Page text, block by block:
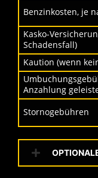
Benzinkosten, je
Kasko-
Schadensfall)
Kaution (wenn
Anzahlung
Stornogebühren